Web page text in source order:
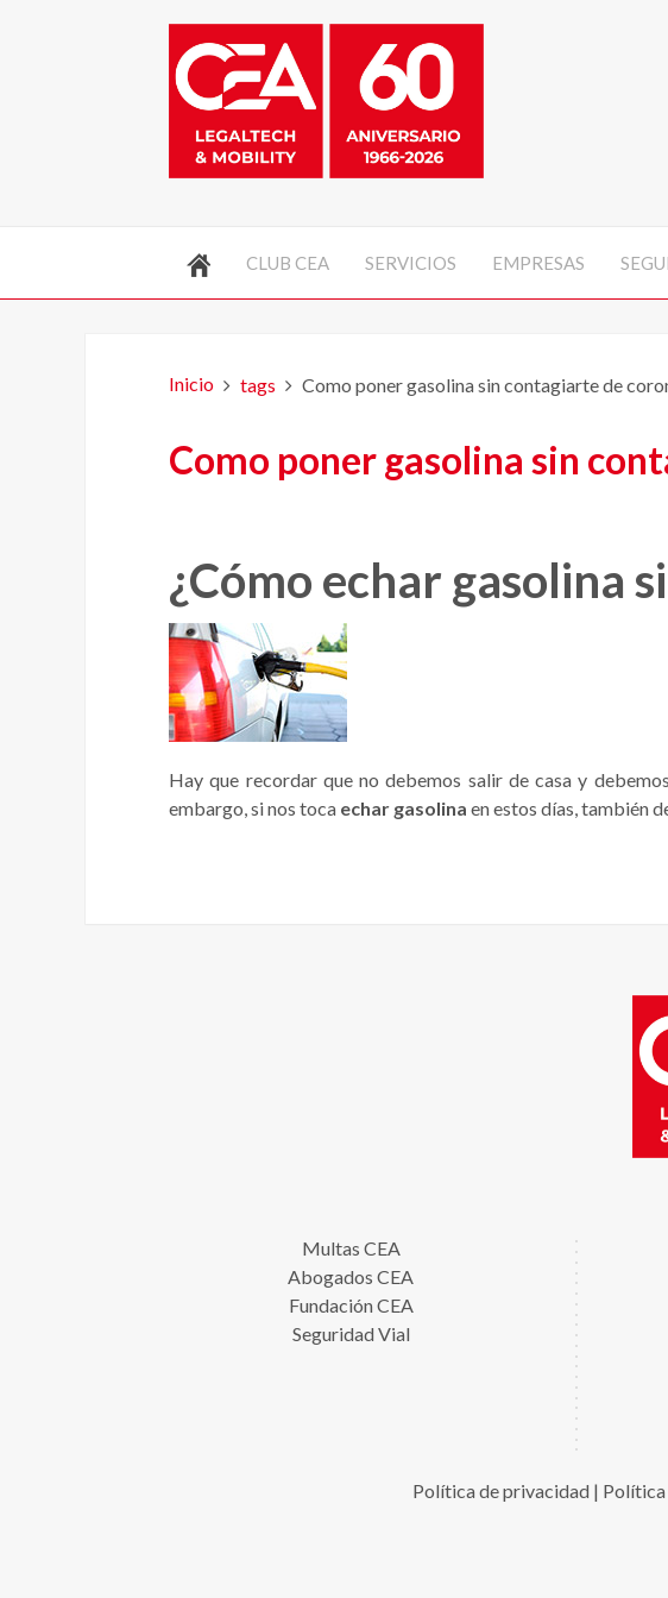
CLUB CEA SERVICIOS EMPRESAS
Inicio tags Como poner gasolina sin contagiarte de
Como poner gasolina sin
¿Cómo echar gasolina
Hay que recordar que no debemos salir de casa y
embargo, si nos toca echar gasolina en estos días, también
Multas CEA
Abogados CEA
Fundación CEA
Seguridad Vial
Política de privacidad| Política